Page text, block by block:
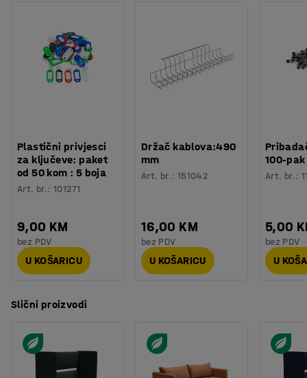
Plastični privjesci
za ključeve: paket
od 50 kom : 5 boja
Art. br.:101271
9,00 KM
bez PDV
U KOŠARICU
Držač kablova:490
mm
Art. br.: 151042
16,00 KM
bez PDV
U KOŠARICU
100-pak
Art. br.:
5,00
bez PDV
U
Slični proizvodi